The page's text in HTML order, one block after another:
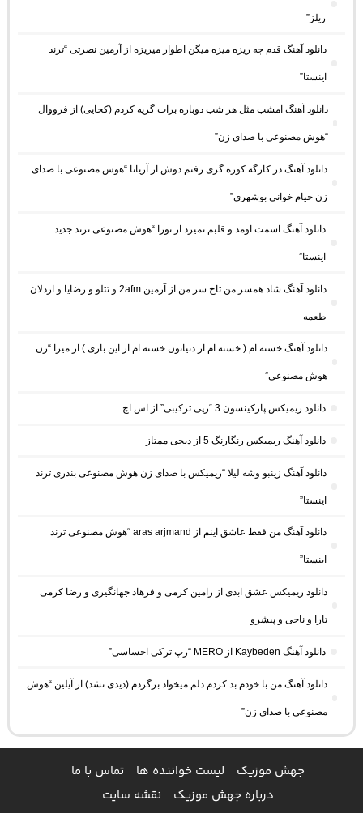
ریلز”
دانلود آهنگ ﻗﺪم ﭼﻪ رﻳﺰه ﻣﻴﺰه ﻣﻴﮕﻦ اﻃﻮار ﻣﻴﺮﻳﺰه از آرمین نصرتی “ترند
اینستا”
دانلود آهنگ امشب مثل هر شب دوباره برات گریه کردم (کجایی) از فرووال
“هوش مصنوعی با صدای زن”
دانلود آهنگ در کارگه کوزه گری رفتم دوش از آریانا “هوش مصنوعی با صدای
زن خیام خوانی بوشهری”
دانلود آهنگ اسمت اومد و قلبم نمیزد از نورا “هوش مصنوعی ترند جدید
اینستا”
دانلود آهنگ شاد همسر من تاج سر من از آرمین 2afm و تتلو و رضایا و اردلان
طعمه
دانلود آهنگ خسته ام ( خسته ام از دنیاتون خسته ام از این بازی ) از میرا “زن
هوش مصنوعی”
دانلود ریمیکس پارکینسون 3 “رپی ترکیبی” از اس اچ
دانلود آهنگ ریمیکس رنگارنگ 5 از دیجی ممتاز
دانلود آهنگ زینبو وشه لیلا “ریمیکس با صدای زن هوش مصنوعی بندری ترند
اینستا”
دانلود آهنگ من فقط عاشق اینم از aras arjmand “هوش مصنوعی ترند
اینستا”
دانلود ریمیکس عشق ابدی از رامین کرمی و فرهاد جهانگیری و رضا کرمی
تارا و ناجی و پیشرو
دانلود آهنگ Kaybeden از MERO “رپ ترکی احساسی”
دانلود آهنگ من با خودم بد کردم دلم میخواد برگردم (دیدی نشد) از آیلین “هوش
مصنوعی با صدای زن”
جهش موزیک لیست خواننده ها
تماس با ما
درباره جهش موزیک
نقشه سایت